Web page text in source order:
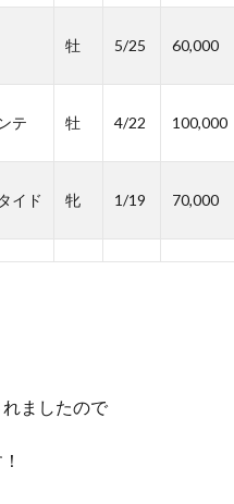
牡 5/25 60,000
テ 牡 4/22 100,000
イド 牝 1/19 70,000
ましたので